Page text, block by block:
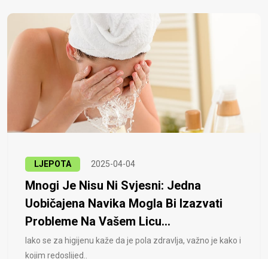
LJEPOTA 2025-04-04
Mnogi Je Nisu Ni Svjesni: Jedna
Uobičajena Navika Mogla Bi Izazvati
Probleme Na Vašem Licu...
Iako se za higijenu kaže da je pola zdravlja, važno je kako i
kojim redoslijed..